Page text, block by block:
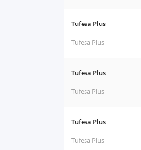
Tufesa Plus
Tufesa Plus
Tufesa Plus
Tufesa Plus
Tufesa Plus
Tufesa Plus